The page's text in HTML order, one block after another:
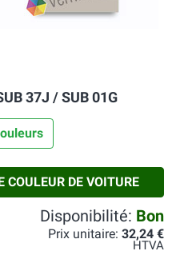
37J / SUB 01G
COULEUR DE VOITURE
Disponibilité: Bon
Prix unitaire: 32,24 €
HTVA